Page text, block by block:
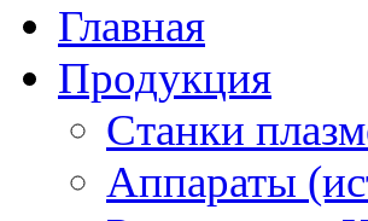
Главная
Продукция
Станки
Аппараты